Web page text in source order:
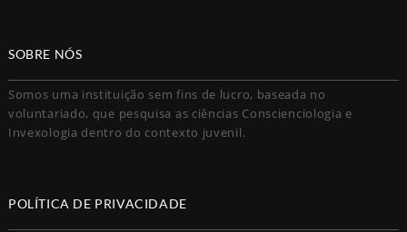
SOBRE NÓS
Somos uma instituição sem fins de lucro, baseada no
voluntariado, que pesquisa as ciências Conscienciologia e
Invexologia dentro do contexto juvenil.
POLÍTICA DE PRIVACIDADE